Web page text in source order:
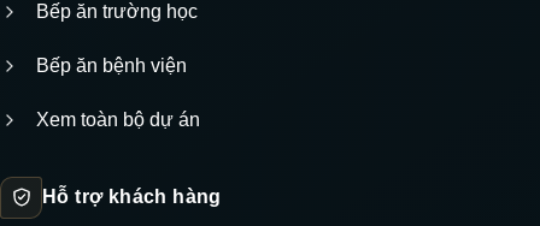
Bếp ăn trường học
Bếp ăn bệnh viện
Xem toàn bộ dự án
Hỗ trợ khách hàng